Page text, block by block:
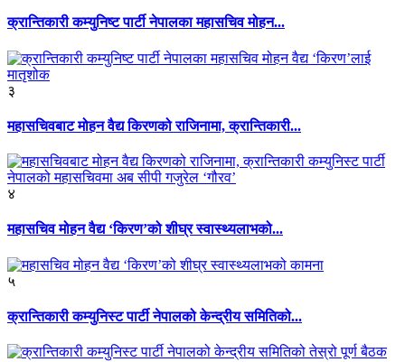
क्रान्तिकारी कम्युनिष्ट पार्टी नेपालका महासचिव मोहन...
३
महासचिवबाट मोहन वैद्य किरणको राजिनामा, क्रान्तिकारी...
४
महासचिव मोहन वैद्य ‘किरण’को शीघ्र स्वास्थ्यलाभको...
५
क्रान्तिकारी कम्युनिस्ट पार्टी नेपालको केन्द्रीय समितिको...